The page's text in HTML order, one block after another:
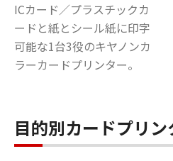
ICカード／プラスチックカ
ードと紙とシール紙に印字
可能な1台3役のキヤノンカ
ラーカードプリンター。
目的別カードプリ